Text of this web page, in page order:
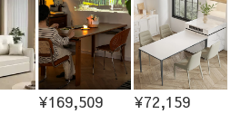
¥169,509 ¥72,159